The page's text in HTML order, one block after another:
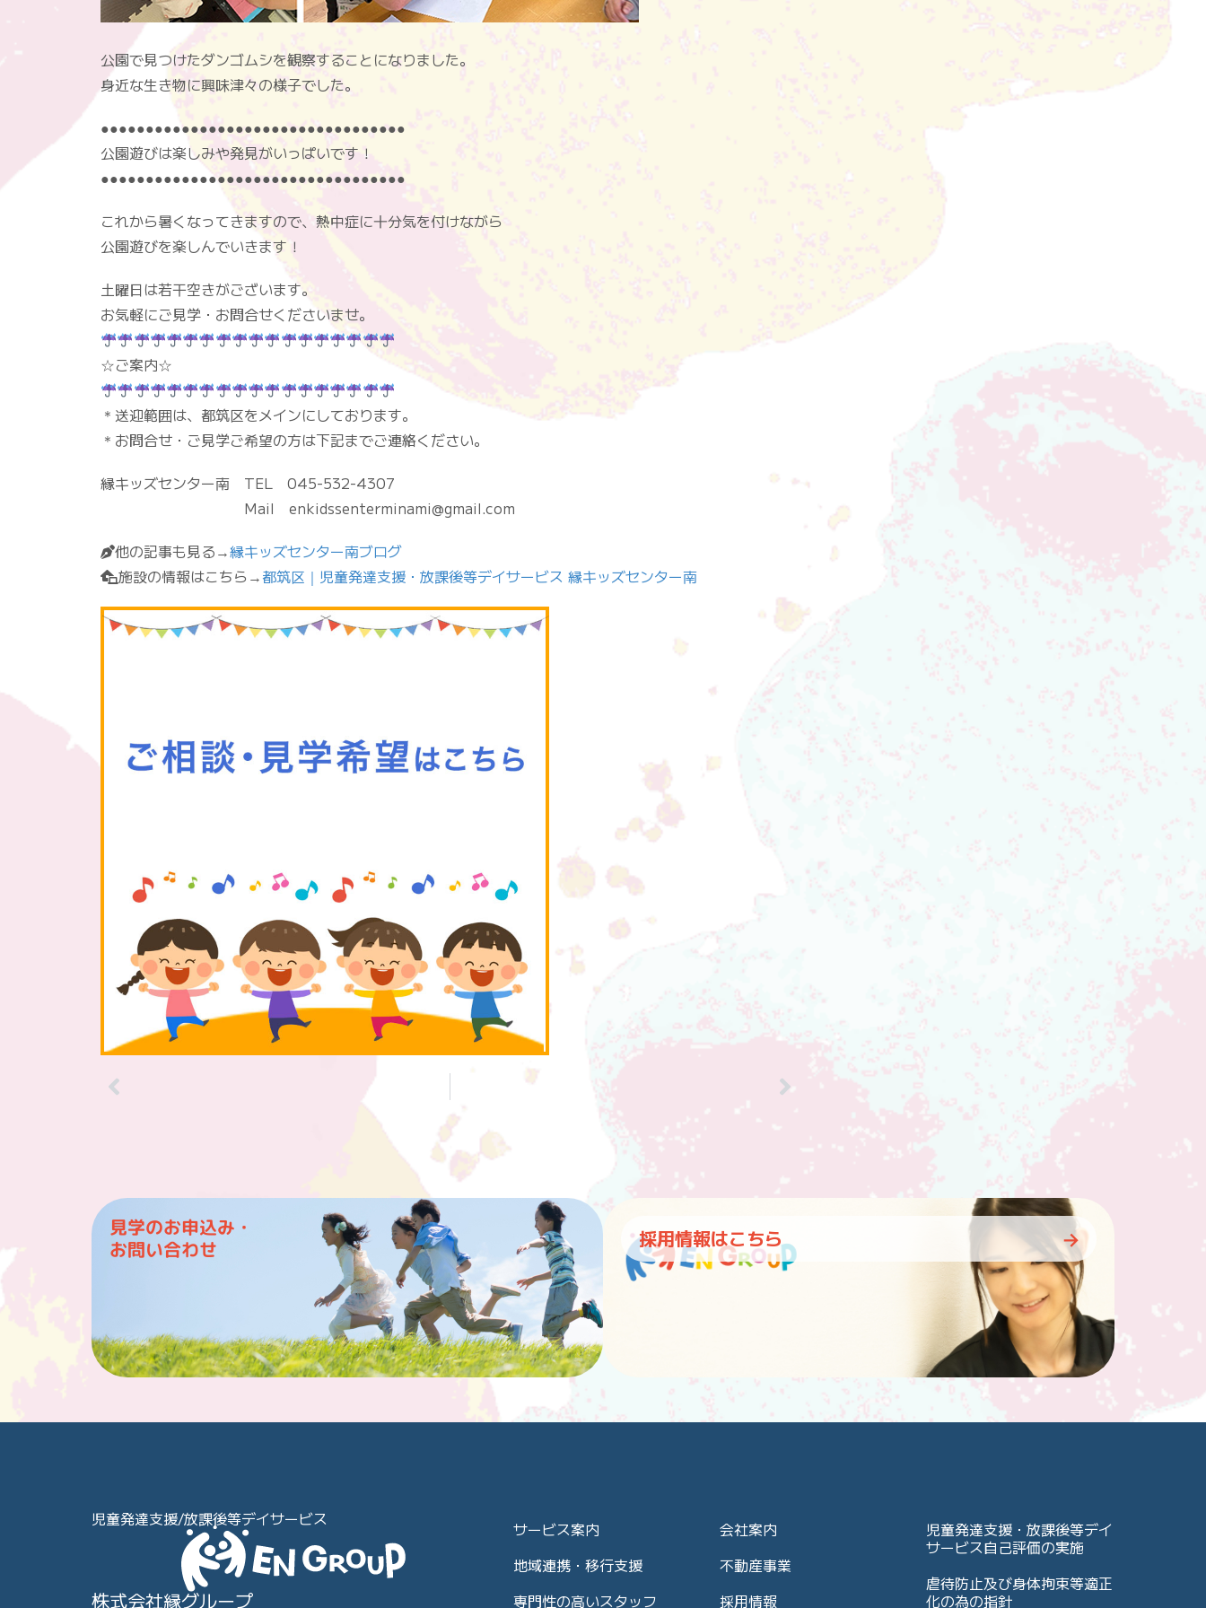
公園で見つけたダンゴムシを観察することになりました。
身近な生き物に興味津々の様子でした。
●●●●●●●●●●●●●●●●●●●●●●●●●●●●●●●●●●
公園遊びは楽しみや発見がいっぱいです！
●●●●●●●●●●●●●●●●●●●●●●●●●●●●●●●●●●
これから暑くなってきますので、熱中症に十分気を付けながら
公園遊びを楽しんでいきます！
土曜日は若干空きがございます。
お気軽にご見学・お問合せくださいませ。
☆ご案内☆
＊送迎範囲は、都筑区をメインにしております。
＊お問合せ・ご見学ご希望の方は下記までご連絡ください。
縁キッズセンター南 TEL 045-532-4307
Mail enkidssenterminami@gmail.com
他の記事も見る→縁キッズセンター南ブログ
施設の情報はこちら→都筑区｜児童発達支援・放課後等デイサービス 縁キッズセンター南
見学のお申込み・
お問い合わせ
採用情報はこちら
児童発達支援/放課後等デイサービス
株式会社縁グループ
サービス案内
地域連携・移行支援
専門性の高いスタッフ
会社案内
不動産事業
採用情報
児童発達支援・放課後等デイ
サービス自己評価の実施
虐待防止及び身体拘束等適正
化の為の指針